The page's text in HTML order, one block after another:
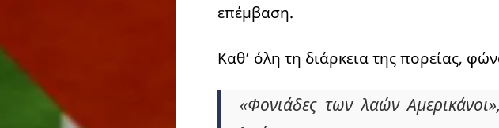
επέμβαση.
Καθ’ όλη τη διάρκεια της πορείας,
«Φονιάδες των λαών